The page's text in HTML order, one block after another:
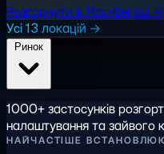
Розгорнути в Лас-Вегасі →
Усі 13 локацій →
1000+ застосунків
налаштування та зайвого
НАЙЧАСТІШЕ